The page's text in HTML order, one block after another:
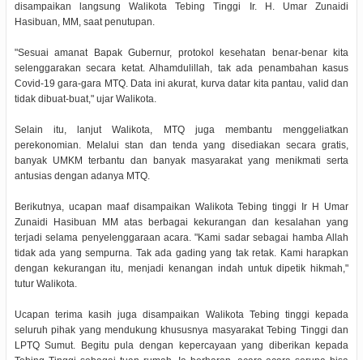
disampaikan langsung Walikota Tebing Tinggi Ir. H. Umar Zunaidi
Hasibuan, MM, saat penutupan.
"Sesuai amanat Bapak Gubernur, protokol kesehatan benar-benar kita
selenggarakan secara ketat. Alhamdulillah, tak ada penambahan kasus
Covid-19 gara-gara MTQ. Data ini akurat, kurva datar kita pantau, valid dan
tidak dibuat-buat," ujar Walikota.
Selain itu, lanjut Walikota, MTQ juga membantu menggeliatkan
perekonomian. Melalui stan dan tenda yang disediakan secara gratis,
banyak UMKM terbantu dan banyak masyarakat yang menikmati serta
antusias dengan adanya MTQ.
Berikutnya, ucapan maaf disampaikan Walikota Tebing tinggi Ir H Umar
Zunaidi Hasibuan MM atas berbagai kekurangan dan kesalahan yang
terjadi selama penyelenggaraan acara. "Kami sadar sebagai hamba Allah
tidak ada yang sempurna. Tak ada gading yang tak retak. Kami harapkan
dengan kekurangan itu, menjadi kenangan indah untuk dipetik hikmah,"
tutur Walikota.
Ucapan terima kasih juga disampaikan Walikota Tebing tinggi kepada
seluruh pihak yang mendukung khususnya masyarakat Tebing Tinggi dan
LPTQ Sumut. Begitu pula dengan kepercayaan yang diberikan kepada